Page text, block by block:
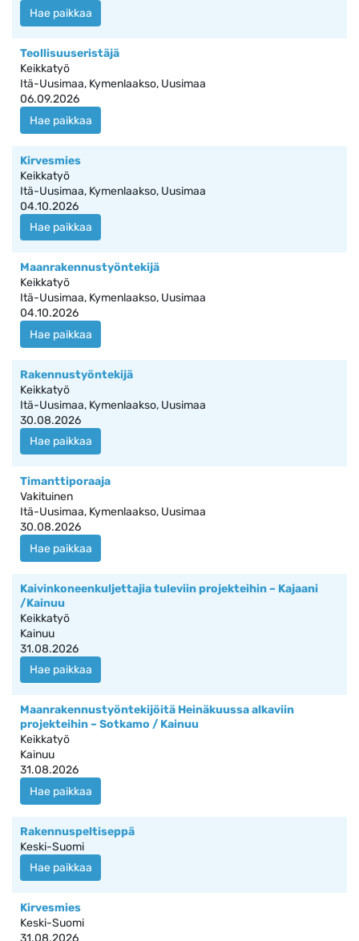
Hae paikkaa
Teollisuuseristäjä
Keikkatyö
Itä-Uusimaa, Kymenlaakso, Uusimaa
06.09.2026
Hae paikkaa
Kirvesmies
Keikkatyö
Itä-Uusimaa, Kymenlaakso, Uusimaa
04.10.2026
Hae paikkaa
Maanrakennustyöntekijä
Keikkatyö
Itä-Uusimaa, Kymenlaakso, Uusimaa
04.10.2026
Hae paikkaa
Rakennustyöntekijä
Keikkatyö
Itä-Uusimaa, Kymenlaakso, Uusimaa
30.08.2026
Hae paikkaa
Timanttiporaaja
Vakituinen
Itä-Uusimaa, Kymenlaakso, Uusimaa
30.08.2026
Hae paikkaa
Kaivinkoneenkuljettajia tuleviin projekteihin – Kajaani
/Kainuu
Keikkatyö
Kainuu
31.08.2026
Hae paikkaa
Maanrakennustyöntekijöitä Heinäkuussa alkaviin
projekteihin – Sotkamo / Kainuu
Keikkatyö
Kainuu
31.08.2026
Hae paikkaa
Rakennuspeltiseppä
Keski-Suomi
Hae paikkaa
Kirvesmies
Keski-Suomi